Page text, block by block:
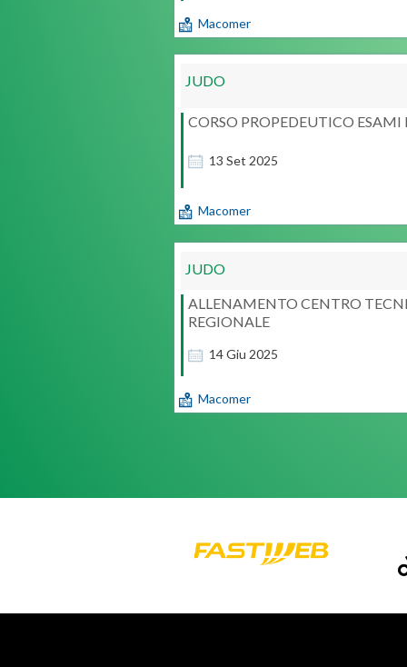
Macomer
JUDO
13 Set 2025
CORSO PROPEDEUTICO ESAMI
Macomer
JUDO
14Giu 2025
ALLENAMENTO CENTRO
REGIONALE
Macomer